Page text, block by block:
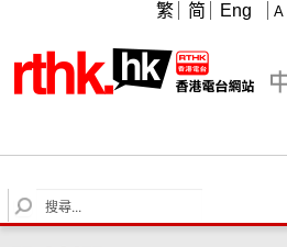
A
繁 简 Eng
S
e